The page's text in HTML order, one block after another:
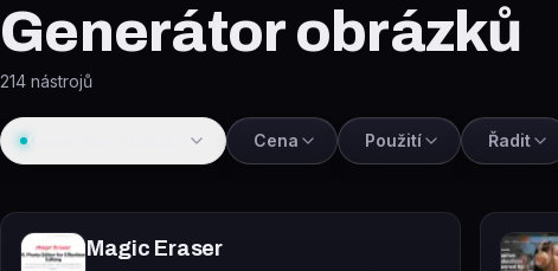
Generátor obrázků
214 nástrojů
Generátor obrázků Cena Použití Řadit
Magic Eraser